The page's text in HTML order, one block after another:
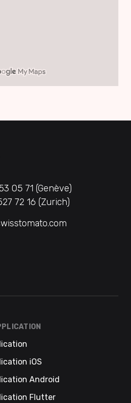
05 71 (Genève)
72 16 (Zurich)
iOS
Android
Flutter